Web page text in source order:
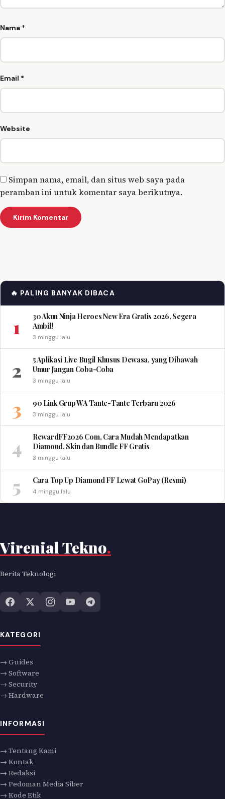
Nama *
Email *
Website
Simpan nama, email, dan situs web saya pada
peramban ini untuk komentar saya berikutnya.
🔥 PALING BANYAK DIBACA
1
30 Akun Ninja Heroes New Era Gratis 2026, Segera
Ambil!
3 minggu lalu
2
5 Aplikasi Live Bugil Khusus Dewasa, yang Dibawah
Umur Jangan Coba-Coba
3 minggu lalu
3 90 Link Grup WA Tante-Tante Terbaru 2026
3 minggu lalu
4
RewardFF2026 Com, Cara Mudah Mendapatkan
Diamond, Skin dan Bundle FF Gratis
3 minggu lalu
5 Cara Top Up Diamond FF Lewat GoPay (Resmi)
4 minggu lalu
Virenial Tekno.
Berita Teknologi
KATEGORI
→ Guides
→ Software
→ Security
→ Hardware
INFORMASI
→ Tentang Kami
→ Kontak
→ Redaksi
→ Pedoman Media Siber
→ Kode Etik